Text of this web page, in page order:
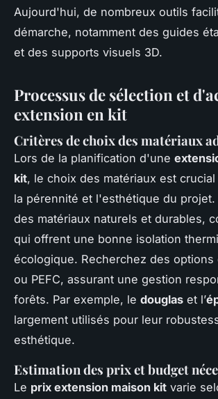
Aujourd'hui, de nombreux outils
démarche, notamment des guides
et des supports visuels 3D.
Processus de sélection et
extension en kit
Critères de choix des matériaux
Lors de la planification d'une
kit, le choix des matériaux est
la pérennité et l'esthétique du projet.
des matériaux naturels et durables,
qui offrent une bonne isolation
écologique. Recherchez des options
ou PEFC, assurant une gestion
forêts. Par exemple, le douglas et l’
largement utilisés pour leur
esthétique.
Estimation des prix et budget
Le prix extension maison kit varie